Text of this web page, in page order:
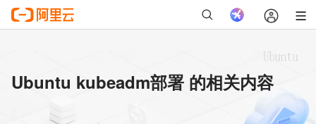
Ubuntu kubeadm部署 的相关内容